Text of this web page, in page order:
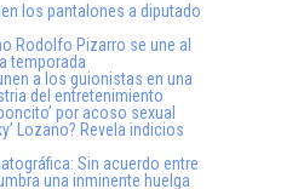
los pantalones a diputado
Rodolfo Pizarro se une al
temporada
a los guionistas en una
del entretenimiento
por acoso sexual
Lozano? Revela indicios
Sin acuerdo entre
una inminente huelga